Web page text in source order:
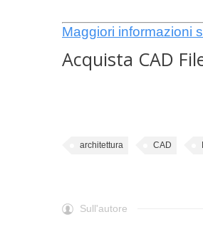
Maggiori informazioni
Acquista CAD
architettura CAD
Sull'autore